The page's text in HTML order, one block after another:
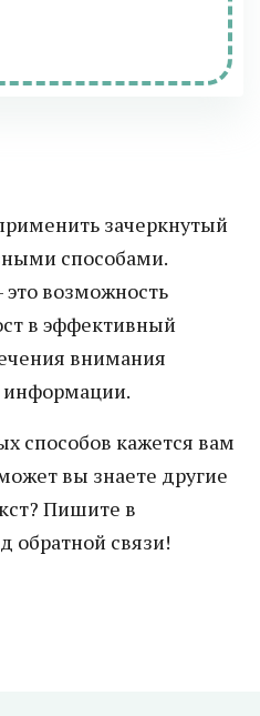
зачеркнутый
способами.
возможность
в эффективный
внимания
информации.
способов кажется вам
вы знаете другие
Пишите в
обратной связи!